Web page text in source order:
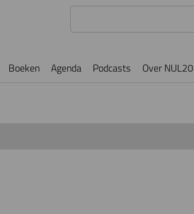
Boeken Agenda Podcasts Over NUL20